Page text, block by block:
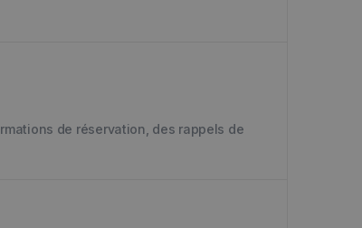
de réservation, des rappels de